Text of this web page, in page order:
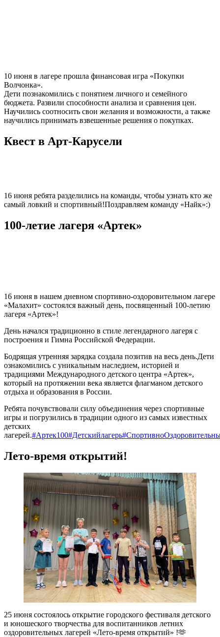
10 июня в лагере прошла финансовая игра «Покупки
Волчонка».
Дети познакомились с понятием личного и семейного
бюджета. Развили способности анализа и сравнения цен.
Научились соотносить свои желания и возможности, а также
научились принимать взвешенные решения о покупках.
Квест в Арт-Карусели
16 июня ребята разделились на команды, чтобы узнать кто же
самый ловкий и спортивный!Поздравляем команду «Найк»:)
100-летие лагеря «Артек»
16 июня в нашем дневном спортивно-оздоровительном лагере
«Малахит» состоялся важный день, посвященный 100-летию
лагеря «Артек»!
День начался традиционно в стиле легендарного лагеря с
построения и Гимна Российской Федерации.
Бодрящая утренняя зарядка создала позитив на весь день.Дети
ознакомились с уникальным наследием, историей и
традициями Международного детского центра «Артек»,
который на протяжении века является флагманом детского
отдыха и образования в России.
Ребята почувствовали силу объединения через спортивные
игры и погрузились в традиции одного из самых известных
детских
лагерей.#Артек100#Детскийлагерь
Лето-время открытий!
25 июня состоялось открытие городского фестиваля детского
и юношеского творчества для воспитанников летних
оздоровительных лагерей «Лето-время открытий» !🫶